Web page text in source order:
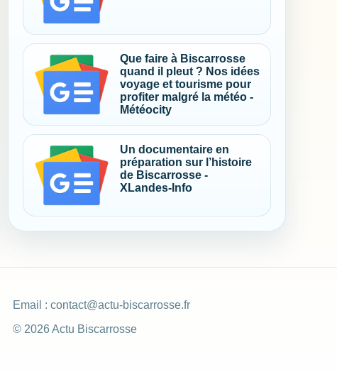
Que faire à Biscarrosse
quand il pleut ? Nos idées
voyage et tourisme pour
profiter malgré la météo -
Météocity
Un documentaire en
préparation sur l’histoire
de Biscarrosse -
XLandes-Info
Email : contact@actu-biscarrosse.fr
© 2026 Actu Biscarrosse